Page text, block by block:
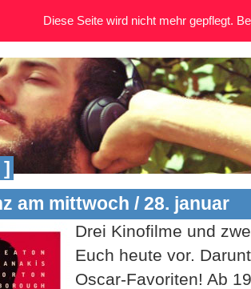
]
am mittwoch / 28. januar
Drei Kinofilme und
Euch heute vor.
Oscar-Favoriten! Ab
Diese Seite wird nicht mehr gepflegt.